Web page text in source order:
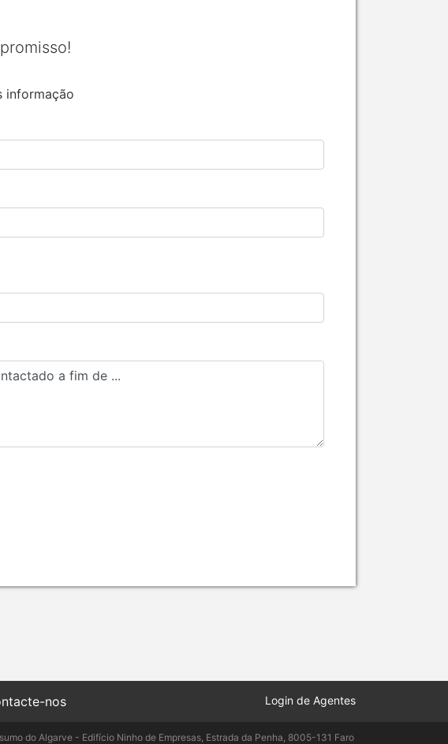
informação
nos Login de Agentes
do Algarve - Edifício Ninho de Empresas, Estrada da Penha, 8005-131 Faro